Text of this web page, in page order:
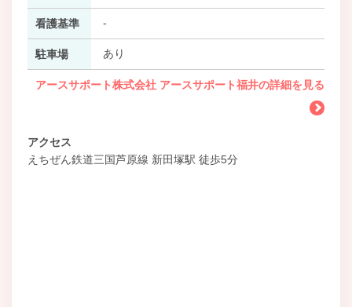
看護基準 -
駐車場 あり
アースサポート株式会社 アースサポート福井の詳細を見る
アクセス
えちぜん鉄道三国芦原線 新田塚駅 徒歩5分